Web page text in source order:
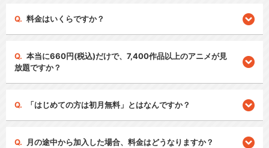
料金はいくらですか？
本当に660円(税込)だけで、7,400作品以上のアニメが見
放題ですか？
「はじめての方は初月無料」とはなんですか？
月の途中から加入した場合、料金はどうなりますか？